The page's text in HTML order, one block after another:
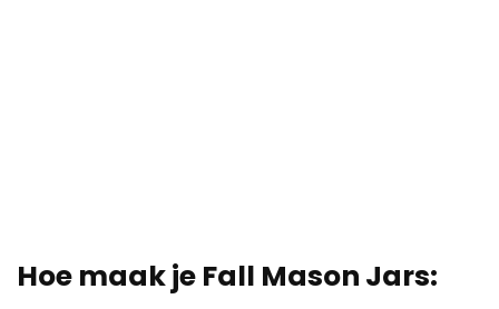
Hoe maak je Fall Mason Jars: